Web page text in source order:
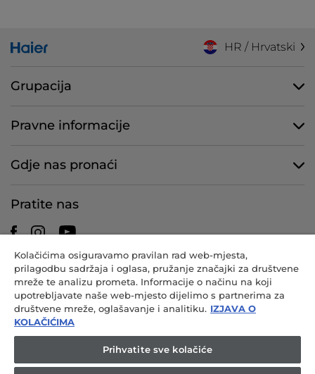
HR / Hrvatski
Grupacija
Pravne informacije
Gdje nas pronaći
Pratite nas
CANDY HOOVER GROUP S.r.I. – s jednim članom – REGISTRIRANO
SJEDIŠTE: Via Comolli, 57 – 20861 Brugherio (MB) – Italija –
ADMINISTRACIJSKA SJEDIŠTA: Via Privata Eden Fumagalli snc –
20861 Brugherio (MB) i Via Trento br. 20/A-22 – 20871 Vimercate (MB)
kapital: 35.000.000,00 EUR u cijelosti uplaćen – por. br. i broj upisa u
Registar trgovačkih društava Milan-Monza-Brianza-Lodi 04666310158
Kolačićima osiguravamo pravilan rad web-mjesta,
prilagodbu sadržaja i oglasa, pružanje značajki za društvene
mreže te analizu prometa. Informacije o načinu na koji
upotrebljavate naše web-mjesto dijelimo s partnerima za
društvene mreže, oglašavanje i analitiku. IZJAVA O
KOLAČIĆIMA
Prihvatite sve kolačiće